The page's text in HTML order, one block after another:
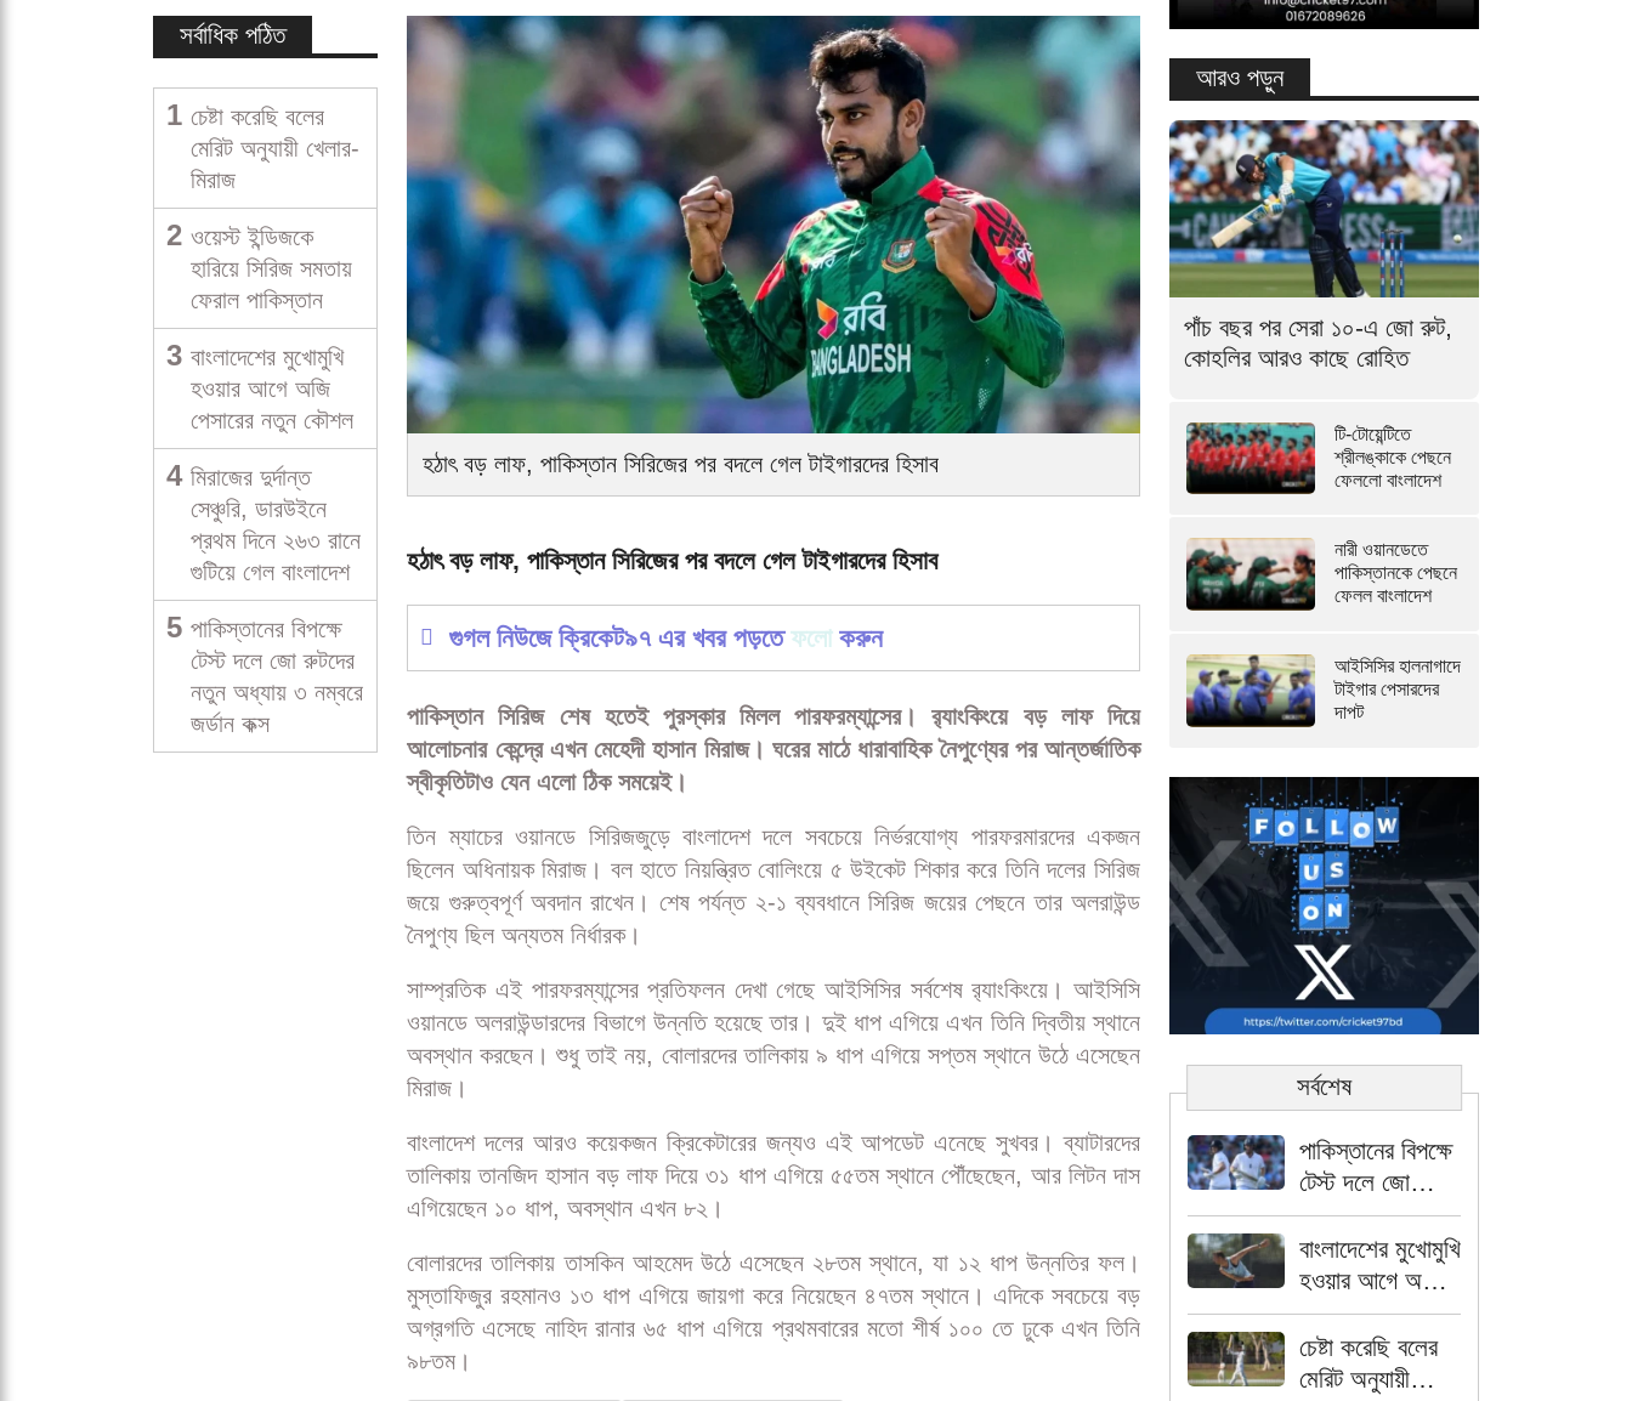
সর্বাধিক পঠিত
1 চেষ্টা করেছি বলের
মেরিট অনুযায়ী খেলার-
মিরাজ
2 ওয়েস্ট ইন্ডিজকে
হারিয়ে সিরিজ সমতায়
ফেরাল পাকিস্তান
3 বাংলাদেশের মুখোমুখি
হওয়ার আগে অজি
পেসারের নতুন কৌশল
4 মিরাজের দুর্দান্ত
সেঞ্চুরি, ডারউইনে
প্রথম দিনে ২৬৩ রানে
গুটিয়ে গেল বাংলাদেশ
5 পাকিস্তানের বিপক্ষে
টেস্ট দলে জো রুটদের
নতুন অধ্যায় ৩ নম্বরে
জর্ডান কক্স
হঠাৎ বড় লাফ, পাকিস্তান সিরিজের পর বদলে গেল টাইগারদের হিসাব
হঠাৎ বড় লাফ, পাকিস্তান সিরিজের পর বদলে গেল টাইগারদের হিসাব
গুগল নিউজে ক্রিকেট৯৭ এর খবর পড়তেফলোকরুন
পাকিস্তান সিরিজ শেষ হতেই পুরস্কার মিলল পারফরম্যান্সের। র‍্যাংকিংয়ে বড় লাফ দিয়ে
আলোচনার কেন্দ্রে এখন মেহেদী হাসান মিরাজ। ঘরের মাঠে ধারাবাহিক নৈপুণ্যের পর আন্তর্জাতিক
স্বীকৃতিটাও যেন এলো ঠিক সময়েই।
তিন ম্যাচের ওয়ানডে সিরিজজুড়ে বাংলাদেশ দলে সবচেয়ে নির্ভরযোগ্য পারফরমারদের একজন
ছিলেন অধিনায়ক মিরাজ। বল হাতে নিয়ন্ত্রিত বোলিংয়ে ৫ উইকেট শিকার করে তিনি দলের সিরিজ
জয়ে গুরুত্বপূর্ণ অবদান রাখেন। শেষ পর্যন্ত ২-১ ব্যবধানে সিরিজ জয়ের পেছনে তার অলরাউন্ড
নৈপুণ্য ছিল অন্যতম নির্ধারক।
সাম্প্রতিক এই পারফরম্যান্সের প্রতিফলন দেখা গেছে আইসিসির সর্বশেষ র‍্যাংকিংয়ে। আইসিসি
ওয়ানডে অলরাউন্ডারদের বিভাগে উন্নতি হয়েছে তার। দুই ধাপ এগিয়ে এখন তিনি দ্বিতীয় স্থানে
অবস্থান করছেন। শুধু তাই নয়, বোলারদের তালিকায় ৯ ধাপ এগিয়ে সপ্তম স্থানে উঠে এসেছেন
মিরাজ।
বাংলাদেশ দলের আরও কয়েকজন ক্রিকেটারের জন্যও এই আপডেট এনেছে সুখবর। ব্যাটারদের
তালিকায় তানজিদ হাসান বড় লাফ দিয়ে ৩১ ধাপ এগিয়ে ৫৫তম স্থানে পৌঁছেছেন, আর লিটন দাস
এগিয়েছেন ১০ ধাপ, অবস্থান এখন ৮২।
বোলারদের তালিকায় তাসকিন আহমেদ উঠে এসেছেন ২৮তম স্থানে, যা ১২ ধাপ উন্নতির ফল।
মুস্তাফিজুর রহমানও ১৩ ধাপ এগিয়ে জায়গা করে নিয়েছেন ৪৭তম স্থানে। এদিকে সবচেয়ে বড়
অগ্রগতি এসেছে নাহিদ রানার ৬৫ ধাপ এগিয়ে প্রথমবারের মতো শীর্ষ ১০০ তে ঢুকে এখন তিনি
৯৮তম।
আরও পড়ুন
পাঁচ বছর পর সেরা ১০-এ জো রুট,
কোহলির আরও কাছে রোহিত
টি-টোয়েন্টিতে
শ্রীলঙ্কাকে পেছনে
ফেললো বাংলাদেশ
নারী ওয়ানডেতে
পাকিস্তানকে পেছনে
ফেলল বাংলাদেশ
আইসিসির হালনাগাদে
টাইগার পেসারদের
দাপট
সর্বশেষ
পাকিস্তানের বিপক্ষে
টেস্ট দলে জো
রুটদের নতুন অধ্যায়
৩ নম্বরে জর্ডান কক্স
বাংলাদেশের মুখোমুখি
হওয়ার আগে অজি
পেসারের নতুন
কৌশল
চেষ্টা করেছি বলের
মেরিট অনুযায়ী